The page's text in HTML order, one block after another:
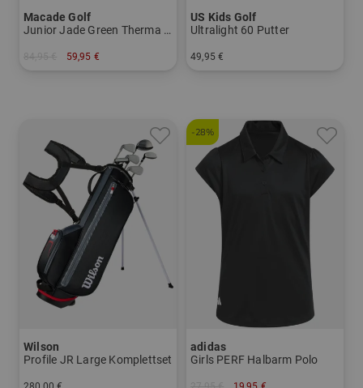
Macade Golf
Junior Jade Green Therma Quarter Zip Stretch Midlayer
59,95 €
US Kids Golf
Ultralight 60 Putter
49,95 €
Wilson
Profile JR Large Komplettset
-28%
adidas
Girls PERF Halbarm Polo